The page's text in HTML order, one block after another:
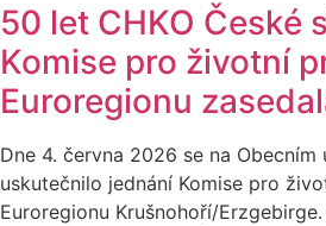
50 let CHKO České
Komise pro životní
Euroregionu
Dne 4. června 2026 se na Obecním
uskutečnilo jednání Komise pro
Euroregionu Krušnohoří/